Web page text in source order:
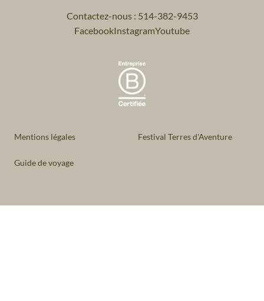
Contactez-nous : 514-382-9453
FacebookInstagramYoutube
Mentions légales Festival Terres d'Aventure
Guide de voyage